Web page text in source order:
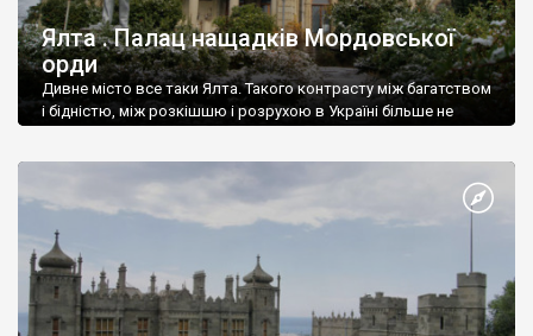
Ялта . Палац нащадків Мордовської
орди
Дивне місто все таки Ялта. Такого контрасту між багатством
і бідністю, між розкішшю і розрухою в Україні більше не